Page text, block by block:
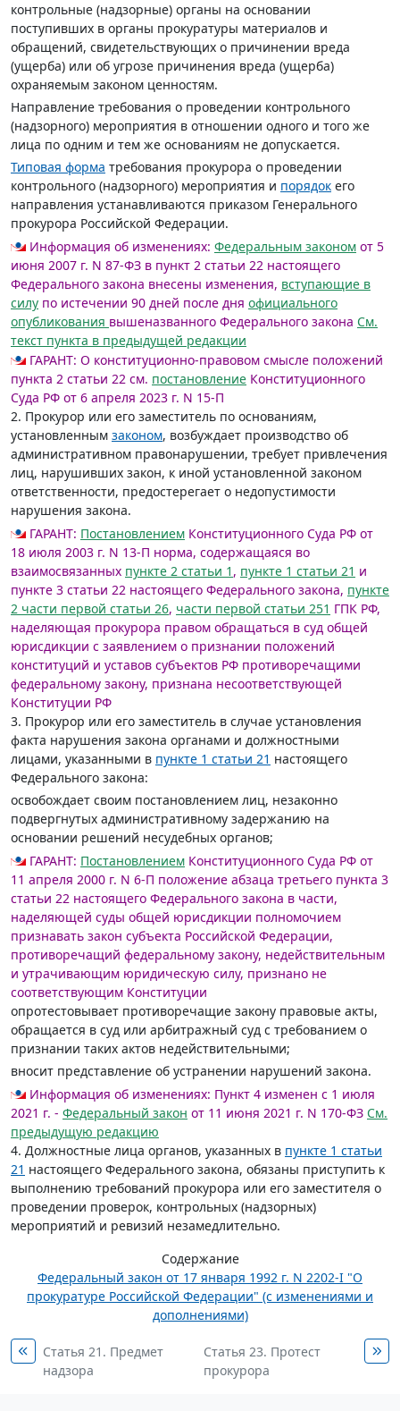
контрольные (надзорные) органы на основании
поступивших в органы прокуратуры материалов и
обращений, свидетельствующих о причинении вреда
(ущерба) или об угрозе причинения вреда (ущерба)
охраняемым законом ценностям.
Направление требования о проведении контрольного
(надзорного) мероприятия в отношении одного и того же
лица по одним и тем же основаниям не допускается.
Типовая форма требования прокурора о проведении
контрольного (надзорного) мероприятия и порядок его
направления устанавливаются приказом Генерального
прокурора Российской Федерации.
Информация об изменениях: Федеральным законом от 5
июня 2007 г. N 87-ФЗ в пункт 2 статьи 22 настоящего
Федерального закона внесены изменения, вступающие в
силу по истечении 90 дней после дня официального
опубликования вышеназванного Федерального закона См.
текст пункта в предыдущей редакции
ГАРАНТ: О конституционно-правовом смысле положений
пункта 2 статьи 22 см. постановление Конституционного
Суда РФ от 6 апреля 2023 г. N 15-П
2. Прокурор или его заместитель по основаниям,
установленным законом, возбуждает производство об
административном правонарушении, требует привлечения
лиц, нарушивших закон, к иной установленной законом
ответственности, предостерегает о недопустимости
нарушения закона.
ГАРАНТ: Постановлением Конституционного Суда РФ от
18 июля 2003 г. N 13-П норма, содержащаяся во
взаимосвязанных пункте 2 статьи 1 , пункте 1 статьи 21 и
пункте 3 статьи 22 настоящего Федерального закона, пункте
2 части первой статьи 26, части первой статьи 251 ГПК РФ,
наделяющая прокурора правом обращаться в суд общей
юрисдикции с заявлением о признании положений
конституций и уставов субъектов РФ противоречащими
федеральному закону, признана несоответствующей
Конституции РФ
3. Прокурор или его заместитель в случае установления
факта нарушения закона органами и должностными
лицами, указанными в пункте 1 статьи 21 настоящего
Федерального закона:
освобождает своим постановлением лиц, незаконно
подвергнутых административному задержанию на
основании решений несудебных органов;
ГАРАНТ: Постановлением Конституционного Суда РФ от
11 апреля 2000 г. N 6-П положение абзаца третьего пункта 3
статьи 22 настоящего Федерального закона в части,
наделяющей суды общей юрисдикции полномочием
признавать закон субъекта Российской Федерации,
противоречащий федеральному закону, недействительным
и утрачивающим юридическую силу, признано не
соответствующим Конституции
опротестовывает противоречащие закону правовые акты,
обращается в суд или арбитражный суд с требованием о
признании таких актов недействительными;
вносит представление об устранении нарушений закона.
Информация об изменениях: Пункт 4 изменен с 1 июля
2021 г. - Федеральный закон от 11 июня 2021 г. N 170-ФЗ См.
предыдущую редакцию
4. Должностные лица органов, указанных в пункте 1 статьи
21 настоящего Федерального закона, обязаны приступить к
выполнению требований прокурора или его заместителя о
проведении проверок, контрольных (надзорных)
мероприятий и ревизий незамедлительно.
Содержание
Федеральный закон от 17 января 1992 г. N 2202-I "О
прокуратуре Российской Федерации" (с изменениями и
дополнениями)
Статья 21. Предмет
надзора
Статья 23. Протест
прокурора